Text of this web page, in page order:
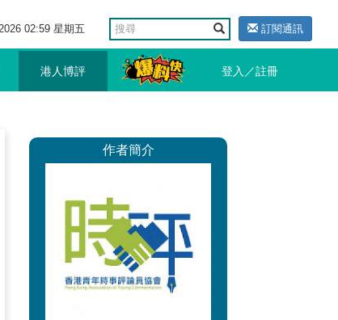
02:59 星期五 訂閱通訊
港人博評 登入／註冊
作者簡介